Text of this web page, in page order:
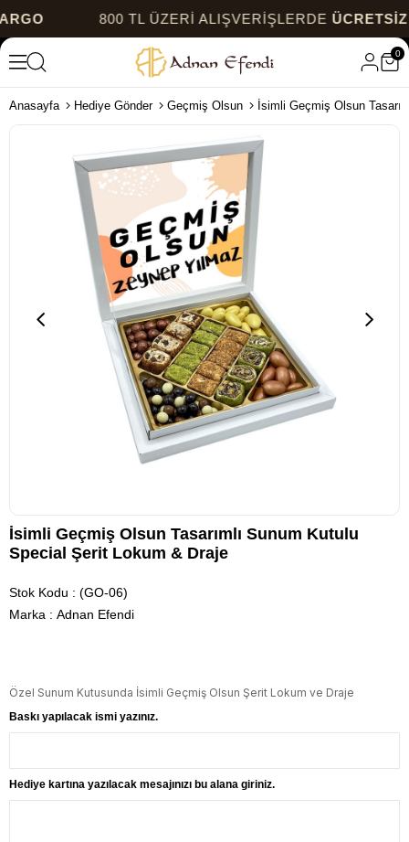
800 TL ÜZERİ ALIŞVERİŞLERDEÜCRETSİZ
0
Anasayfa Hediye Gönder Geçmiş Olsun
İsimli Geçmiş Olsun Tasarımlı Sunum Kutulu
Special Şerit Lokum & Draje
Stok Kodu
(GO-06)
Marka : Adnan Efendi
Özel Sunum Kutusunda İsimli Geçmiş Olsun Şerit Lokum ve Draje
Baskı yapılacak ismi yazınız.
Hediye kartına yazılacak mesajınızı bu alana giriniz.